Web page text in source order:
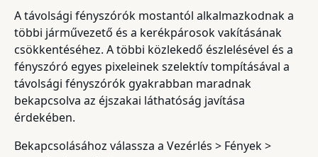
A távolsági fényszórók mostantól alkalmazkodnak a
többi járművezető és a kerékpárosok vakításának
csökkentéséhez. A többi közlekedő észlelésével és a
fényszóró egyes pixeleinek szelektív tompításával a
távolsági fényszórók gyakrabban maradnak
bekapcsolva az éjszakai láthatóság javítása
érdekében.
Bekapcsolásához válassza a Vezérlés > Fények >